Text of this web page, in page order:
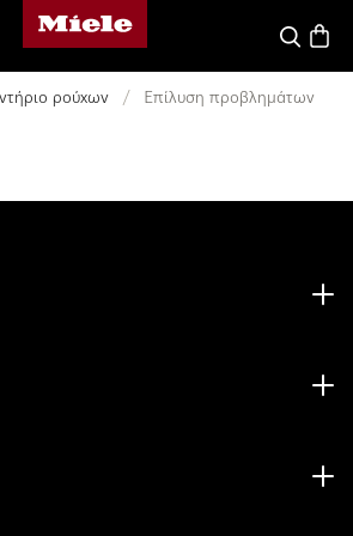
Αρχική σελίδα της Miele
ρούχων / Επίλυση προβλημάτων